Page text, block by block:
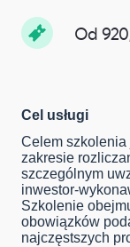
Od
Cel usługi
Celem
zakresie
szczególnym
inwestor-
Szkolenie
obowiązków
najczęstszych